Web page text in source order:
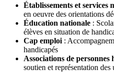
Établissements et services
en oeuvre des orientations
Éducation nationale :
élèves en situation de
Cap emploi :
handicapés
Associations de personnes
soutien et représentation des